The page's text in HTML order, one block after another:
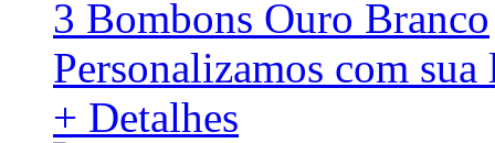
3 Bombons Ouro Branco
Personalizamos com
+ Detalhes